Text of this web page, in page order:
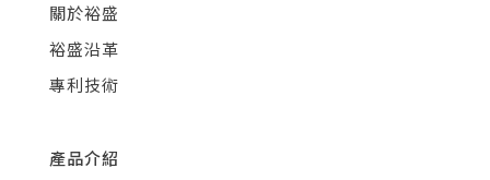
關於裕盛
裕盛沿革
專利技術
產品介紹